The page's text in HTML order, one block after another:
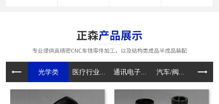
光学类 医疗行业... 通讯电子... 汽车/阀... 电动工